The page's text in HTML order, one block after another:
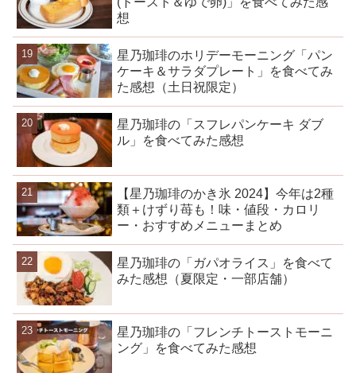
想
星乃珈琲のホリデーモーニング「パン
ケーキ＆サラダプレート」を食べてみ
た感想（土日祝限定）
星乃珈琲の「スフレパンケーキ ダブ
ル」を食べてみた感想
【星乃珈琲のかき氷 2024】今年は2種
類＋けずり苺も！味・値段・カロリ
ー・おすすめメニューまとめ
星乃珈琲の「ガパオライス」を食べて
みた感想（夏限定・一部店舗）
星乃珈琲の「フレンチトーストモーニ
ング」を食べてみた感想